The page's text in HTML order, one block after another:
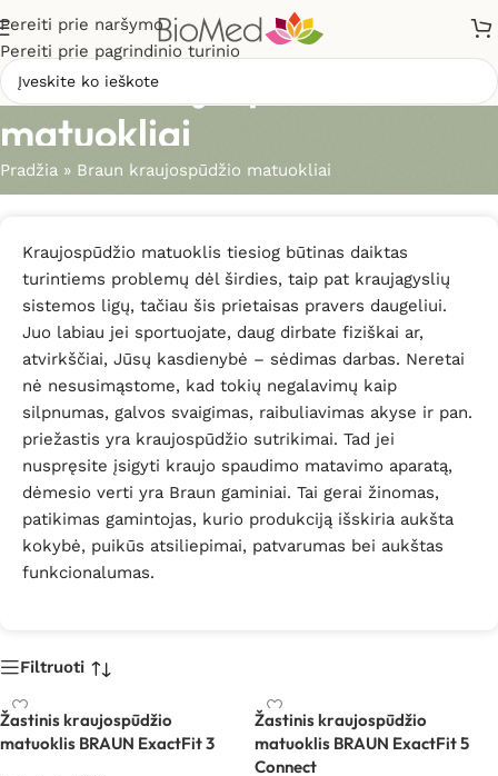
Pereiti prie naršymo
Pereiti prie pagrindinio turinio
Braun kraujospūdžio
matuokliai
Pradžia » Braun kraujospūdžio matuokliai
Kraujospūdžio matuoklis tiesiog būtinas daiktas
turintiems problemų dėl širdies, taip pat kraujagyslių
sistemos ligų, tačiau šis prietaisas pravers daugeliui.
Juo labiau jei sportuojate, daug dirbate fiziškai ar,
atvirkščiai, Jūsų kasdienybė – sėdimas darbas. Neretai
nė nesusimąstome, kad tokių negalavimų kaip
silpnumas, galvos svaigimas, raibuliavimas akyse ir pan.
priežastis yra kraujospūdžio sutrikimai. Tad jei
nuspręsite įsigyti kraujo spaudimo matavimo aparatą,
dėmesio verti yra Braun gaminiai. Tai gerai žinomas,
patikimas gamintojas, kurio produkciją išskiria aukšta
kokybė, puikūs atsiliepimai, patvarumas bei aukštas
funkcionalumas.
Filtruoti
Žastinis kraujospūdžio
matuoklis BRAUN ExactFit 3
Žastinis kraujospūdžio
matuoklis BRAUN ExactFit 5
Connect